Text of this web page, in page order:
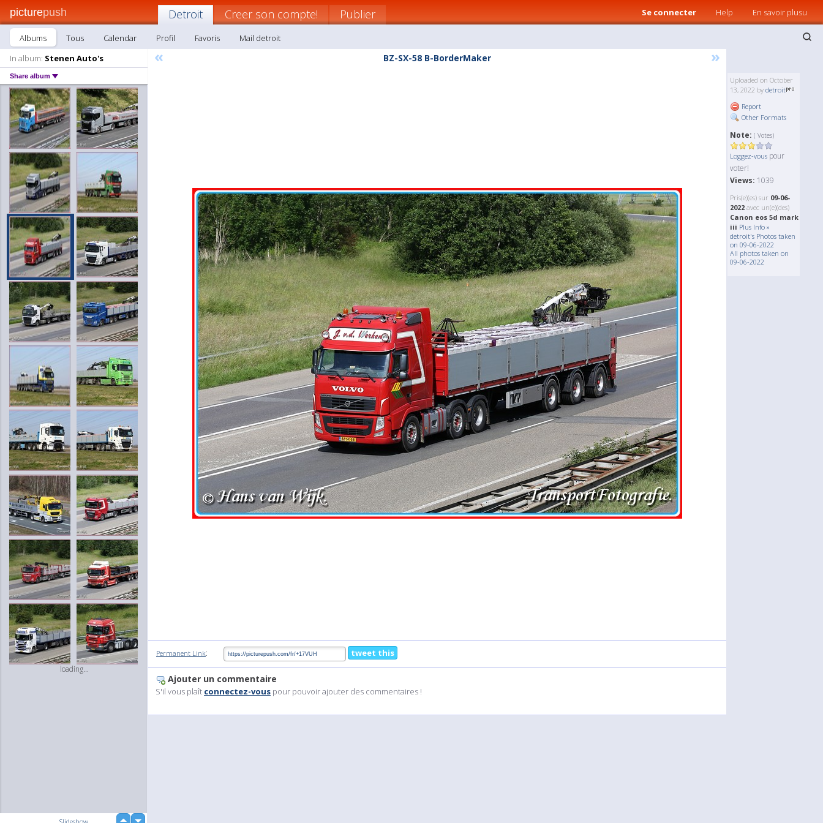
picturepush Se connecter Help En savoir plusu
Detroit Creer son compte! Publier
Albums Tous Calendar Profil Favoris
Mail detroit
In album: Stenen Auto's
Share album
loading...
« BZ-SX-58 B-BorderMaker »
Uploaded on October
13, 2022 by detroit
Report
Other Formats
Note: ( Votes)
Loggez-vous pour
voter!
Views: 1039
Pris(e)(es) sur 09-06-
2022 avec un(e)(des)
Canon eos 5d mark
iii Plus Info »
detroit's Photos taken
on 09-06-2022
All photos taken on
09-06-2022
Permanent Link: tweet this
Ajouter un commentaire
S'il vous plaît connectez-vous pour pouvoir ajouter des commentaires !